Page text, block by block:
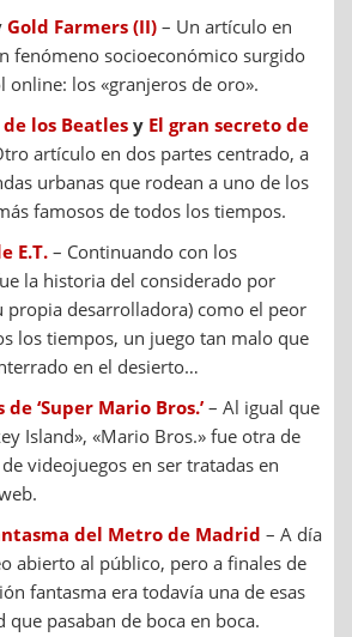
Gold Farmers (II) – Un artículo en
fenómeno socioeconómico surgido
online: los «granjeros de oro».
los Beatles y El gran secreto de
artículo en dos partes centrado, a
urbanas que rodean a uno de los
famosos de todos los tiempos.
E.T. – Continuando con los
la historia del considerado por
propia desarrolladora) como el peor
los tiempos, un juego tan malo que
en el desierto…
‘Super Mario Bros.’ – Al igual que
Island», «Mario Bros.» fue otra de
videojuegos en ser tratadas en
del Metro de Madrid – A día
abierto al público, pero a finales de
fantasma era todavía una de esas
pasaban de boca en boca.